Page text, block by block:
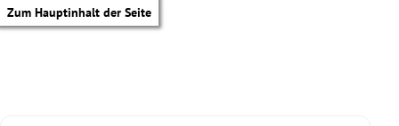
Zum Hauptinhalt der Seite